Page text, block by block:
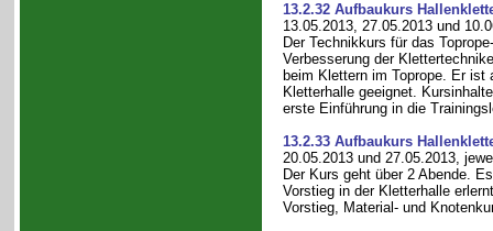
13.2.32 Aufbaukurs
13.05.2013, 27.05.2013 und
Der Technikkurs für das
Verbesserung der
beim Klettern im Toprope. Er
Kletterhalle geeignet.
erste Einführung in die
13.2.33 Aufbaukurs
20.05.2013 und 27.05.2013,
Der Kurs geht über 2 Abende.
Vorstieg in der Kletterhalle
Vorstieg, Material- und